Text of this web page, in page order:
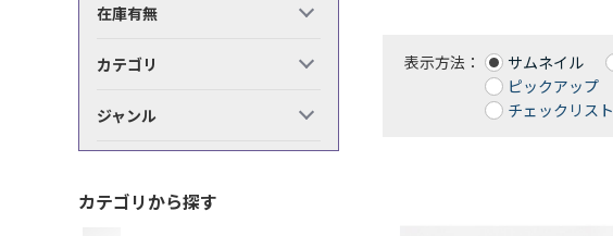
在庫有無
カテゴリ
ジャンル
カテゴリから探す
表示方法： サムネイル
ピックアップ
チェックリスト